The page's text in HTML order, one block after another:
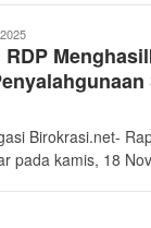
Birokrasi.net-
pada kamis, 18